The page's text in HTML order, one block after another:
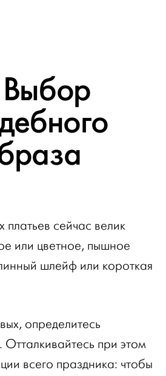
сейчас велик
или цветное, пышное
шлейф или короткая
определитесь
Отталкивайтесь при этом
всего праздника: чтобы